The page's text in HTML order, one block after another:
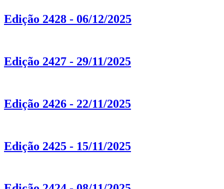
Edição 2428 - 06/12/2025
Edição 2427 - 29/11/2025
Edição 2426 - 22/11/2025
Edição 2425 - 15/11/2025